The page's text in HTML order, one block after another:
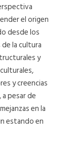
el origen
desde los
la cultura
y
y creencias
pesar de
en la
estando en